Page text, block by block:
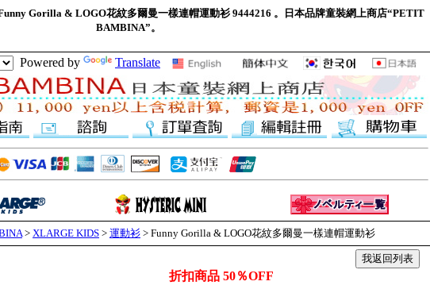
Gorilla & LOGO花紋多爾曼一樣連帽運動衫 9444216 。日本品牌童裝網上商店“PETIT
BAMBINA”。
Powered by Translate
> XLARGE KIDS > 運動衫 > Funny Gorilla & LOGO花紋多爾曼一樣連帽運動衫
折扣商品 50％OFF